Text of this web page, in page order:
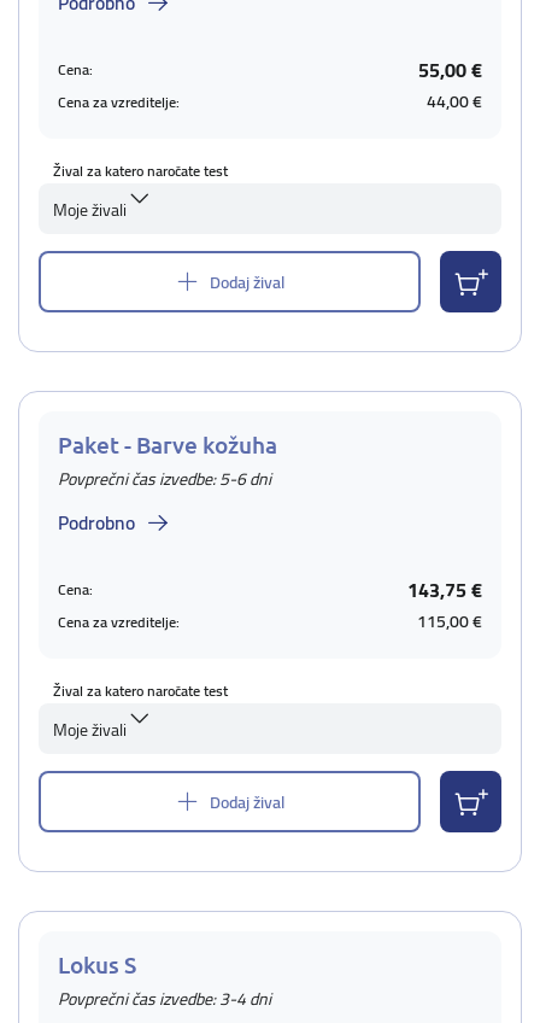
Cena: 55,00 €
Cena za vzreditelje: 44,00 €
Žival za katero naročate test
Moje živali
Dodaj žival
Paket - Barve kožuha
Povprečni čas izvedbe: 5-6 dni
Podrobno
Cena: 143,75 €
Cena za vzreditelje: 115,00 €
Žival za katero naročate test
Moje živali
Dodaj žival
Lokus S
Povprečni čas izvedbe: 3-4 dni